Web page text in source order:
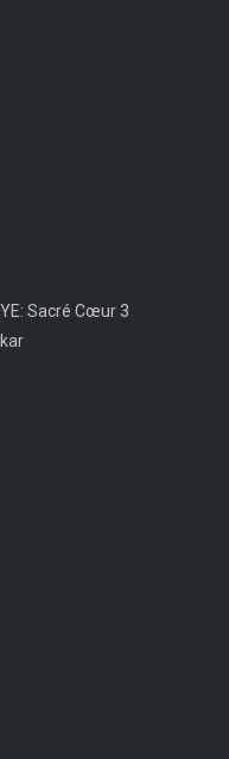
Sacré Cœur 3